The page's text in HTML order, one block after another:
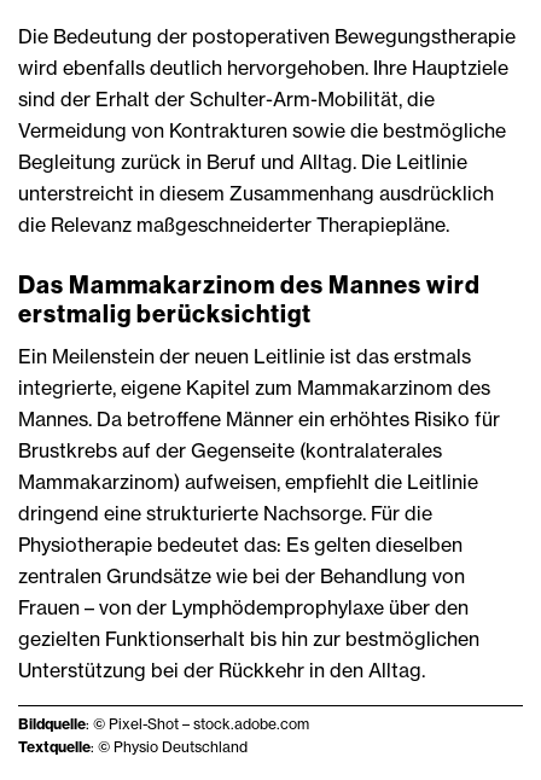
Die Bedeutung der postoperativen Bewegungstherapie
wird ebenfalls deutlich hervorgehoben. Ihre Hauptziele
sind der Erhalt der Schulter-Arm-Mobilität, die
Vermeidung von Kontrakturen sowie die bestmögliche
Begleitung zurück in Beruf und Alltag. Die Leitlinie
unterstreicht in diesem Zusammenhang ausdrücklich
die Relevanz maßgeschneiderter Therapiepläne.
Das Mammakarzinom des Mannes wird
erstmalig berücksichtigt
Ein Meilenstein der neuen Leitlinie ist das erstmals
integrierte, eigene Kapitel zum Mammakarzinom des
Mannes. Da betroffene Männer ein erhöhtes Risiko für
Brustkrebs auf der Gegenseite (kontralaterales
Mammakarzinom) aufweisen, empfiehlt die Leitlinie
dringend eine strukturierte Nachsorge. Für die
Physiotherapie bedeutet das: Es gelten dieselben
zentralen Grundsätze wie bei der Behandlung von
Frauen – von der Lymphödemprophylaxe über den
gezielten Funktionserhalt bis hin zur bestmöglichen
Unterstützung bei der Rückkehr in den Alltag.
Bildquelle: © Pixel-Shot – stock.adobe.com
Textquelle: © Physio Deutschland